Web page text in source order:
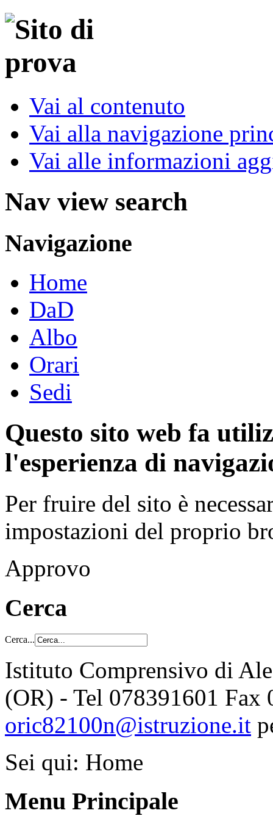
Vai al contenuto
Vai alla navigazione
Vai alle informazioni
Nav view search
Navigazione
Home
DaD
Albo
Orari
Sedi
Questo sito web fa
l'esperienza di
Per fruire del sito è
impostazioni del proprio
Approvo
Cerca
Cerca...
Istituto Comprensivo di
(OR) - Tel 078391601 Fax
oric82100n@istruzione.it
Sei qui: Home
Menu Principale